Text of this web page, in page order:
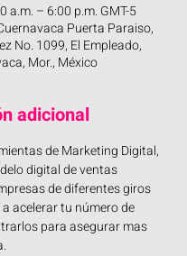
a.m. – 6:00 p.m. GMT-5
Puerta Paraiso,
No. 1099, El Empleado,
Mor., México
adicional
digital de ventas
de diferentes giros
acelerar tu número de
para asegurar mas